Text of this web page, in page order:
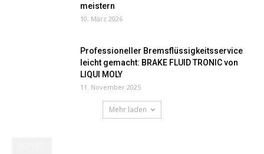
meistern
10. März 2026
Professioneller Bremsflüssigkeitsservice
leicht gemacht: BRAKE FLUID TRONIC von
LIQUI MOLY
11. November 2025
Mehr laden